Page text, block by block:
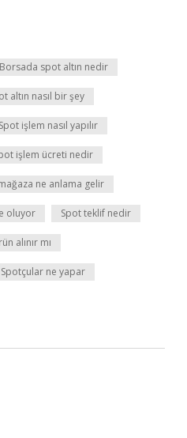
Borsada spot altın nedir
altın nasıl bir şey
Spot işlem nasıl yapılır
işlem ücreti nedir
ne anlama gelir
oluyor Spot teklif nedir
alınır mı
Spotçular ne yapar